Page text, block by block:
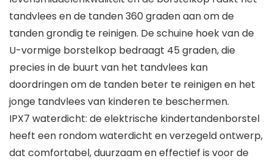
tandvlees en de tanden 360 graden aan om de
tanden grondig te reinigen. De schuine hoek van de
U-vormige borstelkop bedraagt 45 graden, die
precies in de buurt van het tandvlees kan
doordringen om de tanden beter te reinigen en het
jonge tandvlees van kinderen te beschermen.
IPX7 waterdicht: de elektrische kindertandenborstel
heeft een rondom waterdicht en verzegeld ontwerp,
dat comfortabel, duurzaam en effectief is voor de